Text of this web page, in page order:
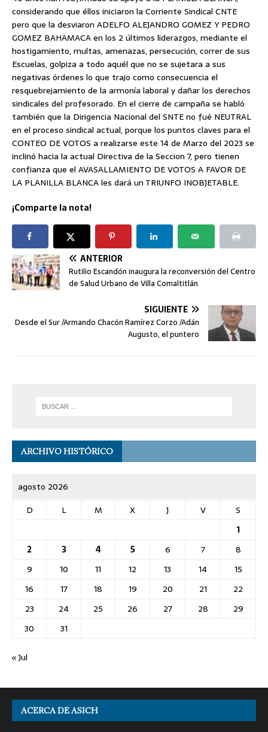
considerando que éllos iniciaron la Corriente Sindical CNTE
pero que la desviaron ADELFO ALEJANDRO GOMEZ Y PEDRO
GOMEZ BAHAMACA en los 2 últimos liderazgos, mediante el
hostigamiento, multas, amenazas, persecución, correr de sus
Escuelas, golpiza a todo aquél que no se sujetara a sus
negativas órdenes lo que trajo como consecuencia el
resquebrejamiento de la armonía laboral y dañar los derechos
sindicales del profesorado. En el cierre de campaña se habló
también que la Dirigencia Nacional del SNTE no fué NEUTRAL
en el proceso sindical actual, porque los puntos claves para el
CONTEO DE VOTOS a realizarse este 14 de Marzo del 2023 se
inclinó hacia la actual Directiva de la Seccion 7, pero tienen
confianza que el AVASALLAMIENTO DE VOTOS A FAVOR DE
LA PLANILLA BLANCA les dará un TRIUNFO INOBJETABLE.
¡Comparte la nota!
ANTERIOR
Rutilio Escandón inaugura la reconversión del Centro
de Salud Urbano de Villa Comaltitlán
SIGUIENTE
Desde el Sur /Armando Chacón Ramírez Corzo /Adán
Augusto, el puntero
ARCHIVO HISTÓRICO
agosto 2026
D
L M X J V
S
1
2
3 4 5 6 7
8
9
10 11 12 13 14
15
16
17 18 19 20 21
22
23
24 25 26 27 28
29
30
31
« Jul
ACERCA DE ASICH